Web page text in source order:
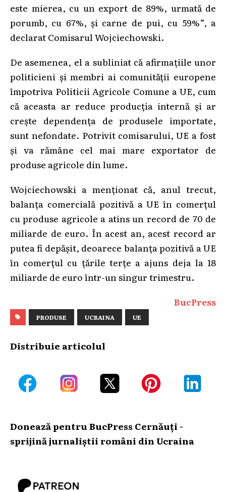
este mierea, cu un export de 89%, urmată de
porumb, cu 67%, și carne de pui, cu 59%”, a
declarat Comisarul Wojciechowski.
De asemenea, el a subliniat că afirmațiile unor
politicieni și membri ai comunității europene
împotriva Politicii Agricole Comune a UE, cum
că aceasta ar reduce producția internă și ar
crește dependența de produsele importate,
sunt nefondate. Potrivit comisarului, UE a fost
și va rămâne cel mai mare exportator de
produse agricole din lume.
Wojciechowski a menționat că, anul trecut,
balanța comercială pozitivă a UE în comerțul
cu produse agricole a atins un record de 70 de
miliarde de euro. În acest an, acest record ar
putea fi depășit, deoarece balanța pozitivă a UE
în comerțul cu țările terțe a ajuns deja la 18
miliarde de euro într-un singur trimestru.
BucPress
PRODUSE UCRAINA UE
Distribuie articolul
Donează pentru BucPress Cernăuți -
sprijină jurnaliștii români din Ucraina